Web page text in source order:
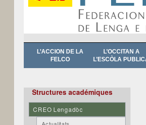
contenu
L’ACCION DE LA
FELCO
L’OCCITAN A
L’ESCÒLA
Structures académiques
CREO Lengadòc
Actualitats